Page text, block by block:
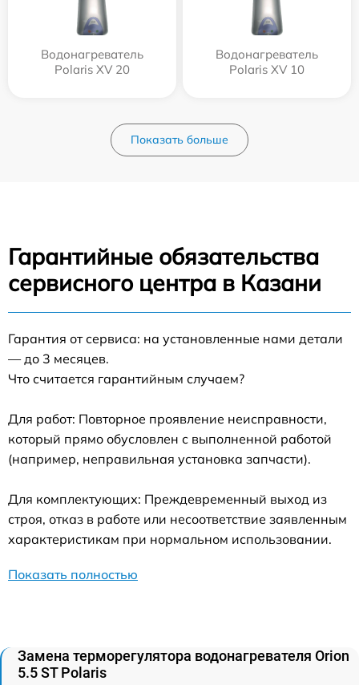
Водонагреватель
Polaris XV 20
Водонагреватель
Polaris XV 10
Показать больше
Гарантийные обязательства
сервисного центра в Казани
Гарантия от сервиса: на установленные нами детали
— до 3 месяцев.
Что считается гарантийным случаем?
Для работ: Повторное проявление неисправности,
который прямо обусловлен с выполненной работой
(например, неправильная установка запчасти).
Для комплектующих: Преждевременный выход из
строя, отказ в работе или несоответствие заявленным
характеристикам при нормальном использовании.
Показать полностью
Замена терморегулятора водонагревателя Orion
5.5 ST Polaris